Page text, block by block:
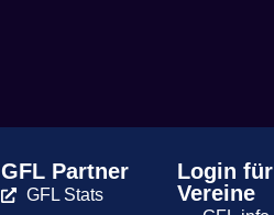
GFL Partner
GFL Stats
Login für
Vereine